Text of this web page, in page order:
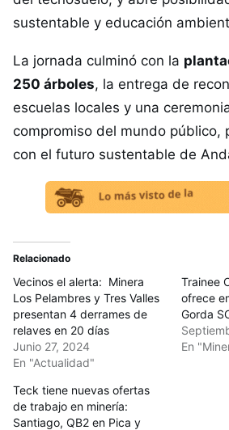
sustentable y educación
La jornada culminó con la
250 árboles, la entrega de
escuelas locales y una
compromiso del mundo público,
con el futuro sustentable de
Relacionado
Vecinos el alerta: Minera
Los Pelambres y Tres Valles
presentan 4 derrames de
relaves en 20 días
Junio 27, 2024
En "Actualidad"
Trainee
ofrece
Gorda
En
Teck tiene nuevas ofertas
de trabajo en minería:
Santiago, QB2 en Pica y